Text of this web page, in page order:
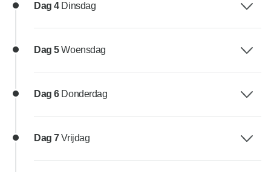
Dag 4 Dinsdag
Dag 5Woensdag
Dag 6 Donderdag
Dag 7Vrijdag